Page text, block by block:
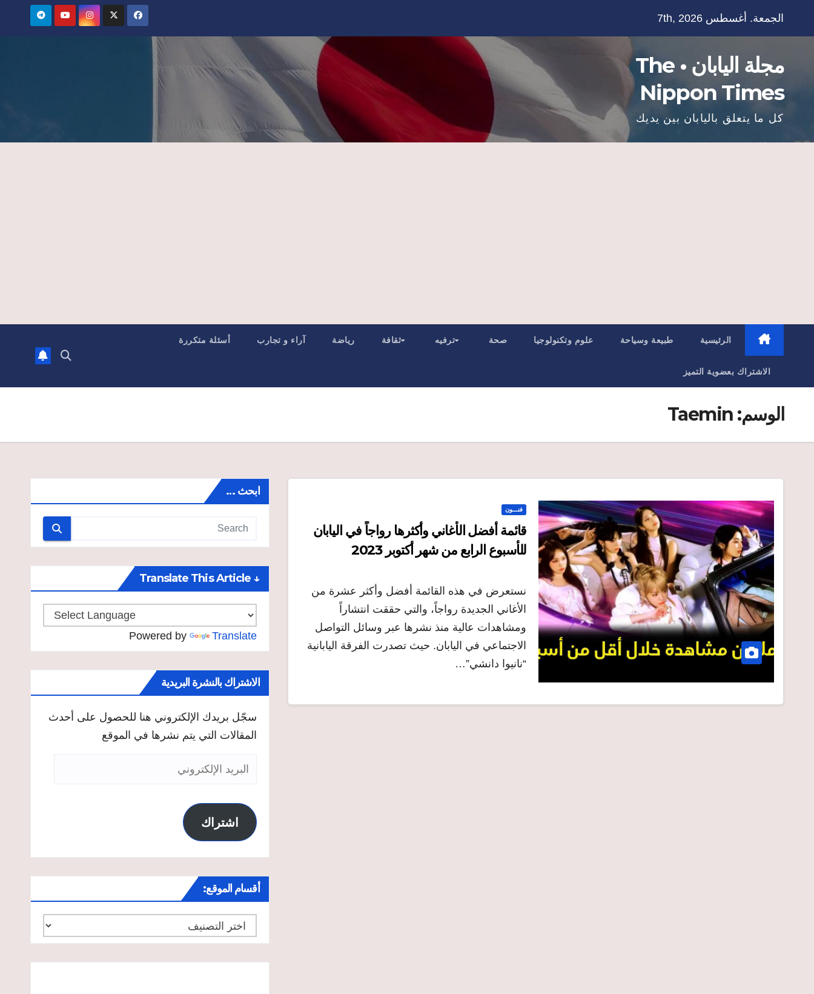
الجمعة. أغسطس 7th, 2026
مجلة اليابان • The
Nippon Times
كل ما يتعلق باليابان بين يديك
الرئيسية طبيعة وسياحة علوم وتكنولوجيا صحة ترفيه ثقافة رياضة آراء و تجارب أسئلة متكررة
الاشتراك بعضوية التميز
الوسم: Taemin
فنـــون
قائمة أفضل الأغاني وأكثرها رواجاً في اليابان
للأسبوع الرابع من شهر أكتوبر 2023
نستعرض في هذه القائمة أفضل وأكثر عشرة من
الأغاني الجديدة رواجاً، والتي حققت انتشاراً
ومشاهدات عالية منذ نشرها عبر وسائل التواصل
الاجتماعي في اليابان. حيث تصدرت الفرقة اليابانية
“نانيوا دانشي”…
ابحث …
↓ Translate This Article
Powered by Translate
الاشتراك بالنشرة البريدية
سجّل بريدك الإلكتروني هنا للحصول على أحدث
المقالات التي يتم نشرها في الموقع
البريد
اشتراك
أقسام الموقع:
أقسام
الموقع: